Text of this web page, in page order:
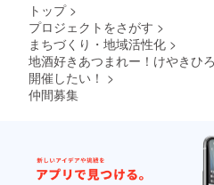
トップ >
プロジェクトをさがす >
まちづくり・地域活性化 >
地酒好きあつまれー！けやきひ
開催したい！ >
仲間募集